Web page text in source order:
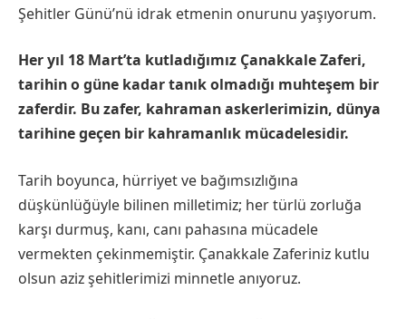
Şehitler Günü’nü idrak etmenin onurunu yaşıyorum.
Her yıl 18 Mart’ta kutladığımız Çanakkale Zaferi,
tarihin o güne kadar tanık olmadığı muhteşem bir
zaferdir. Bu zafer, kahraman askerlerimizin, dünya
tarihine geçen bir kahramanlık mücadelesidir.
Tarih boyunca, hürriyet ve bağımsızlığına
düşkünlüğüyle bilinen milletimiz; her türlü zorluğa
karşı durmuş, kanı, canı pahasına mücadele
vermekten çekinmemiştir. Çanakkale Zaferiniz kutlu
olsun aziz şehitlerimizi minnetle anıyoruz.